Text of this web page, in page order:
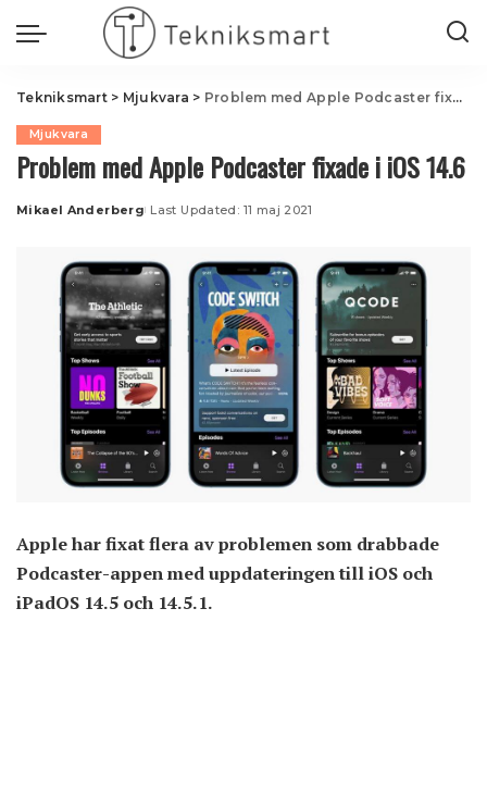
Tekniksmart> Mjukvara > Problem med Apple Podcaster fixade i iOS 14.6
Mjukvara
Problem med Apple Podcaster fixade i iOS 14.6
Posted
Mikael Anderberg Last Updated: 11 maj 2021
Apple har fixat flera av problemen som drabbade
Podcaster-appen med uppdateringen till iOS och
iPadOS 14.5 och 14.5.1.